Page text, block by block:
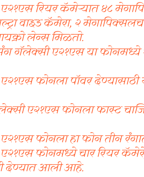
रियर कॅमेऱ्यात ४८
वाइड कॅमेरा, २
लेन्स मिळतो.
गॅलेक्सी ए२१एस या फोनमध्ये
फोनला पॉवर देण्यासाठी
ए२१एस फोनला फास्ट
फोनला हा फोन तीन
फोनमध्ये चार रियर कॅमेरे,
देण्यात आली आहे.